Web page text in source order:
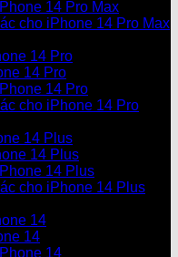
14 Pro Max
cho iPhone 14 Pro Max
14 Pro
14 Pro
14 Pro
cho iPhone 14 Pro
14 Plus
14 Plus
14 Plus
cho iPhone 14 Plus
14
14
14